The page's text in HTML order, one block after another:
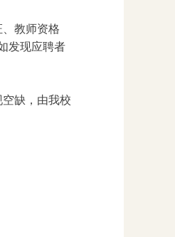
教师资格
发现应聘者
缺，由我校